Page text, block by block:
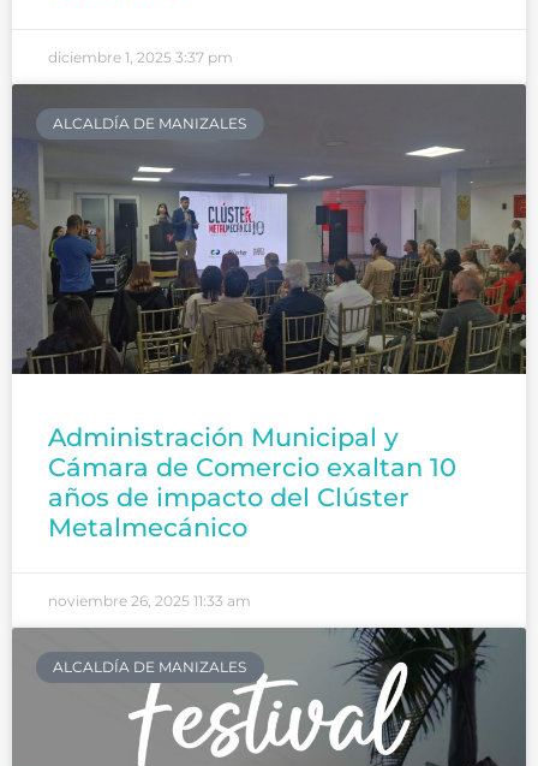
diciembre 1, 2025 3:37 pm
ALCALDÍA DE MANIZALES
Administración Municipal y
Cámara de Comercio exaltan 10
años de impacto del Clúster
Metalmecánico
noviembre 26, 2025 11:33 am
ALCALDÍA DE MANIZALES